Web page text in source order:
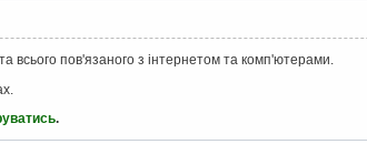
всього пов'язаного з інтернетом та комп'ютерами.
.